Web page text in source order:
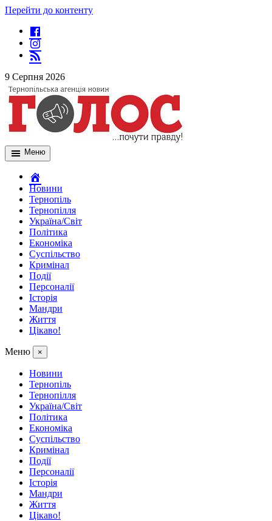
Перейти до контенту
9 Серпня 2026
Меню
Новини
Тернопіль
Тернопілля
Україна/Світ
Політика
Економіка
Суспільство
Кримінал
Події
Персоналії
Історія
Мандри
Життя
Цікаво!
Меню ×
Новини
Тернопіль
Тернопілля
Україна/Світ
Політика
Економіка
Суспільство
Кримінал
Події
Персоналії
Історія
Мандри
Життя
Цікаво!